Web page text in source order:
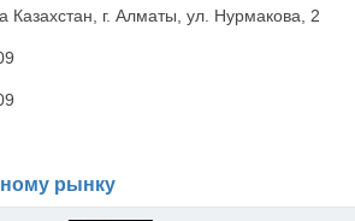
Казахстан, г. Алматы, ул. Нурмакова, 2
рынку